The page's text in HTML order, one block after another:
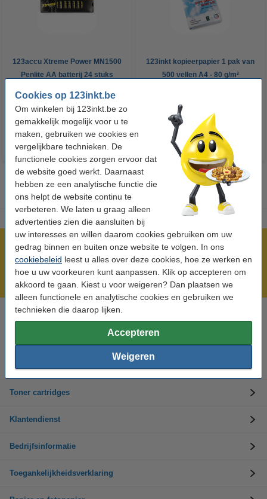
Cookies op 123inkt.be
Om winkelen bij 123inkt.be zo
gemakkelijk mogelijk voor u te
maken, gebruiken we cookies en
vergelijkbare technieken. De
functionele cookies zorgen ervoor dat
de website goed werkt. Daarnaast
hebben ze een analytische functie die
ons helpt de website continu te
verbeteren. We laten u graag alleen
advertenties zien die aansluiten bij
uw interesses en willen daarom cookies gebruiken om uw
gedrag binnen en buiten onze website te volgen. In ons
cookiebeleid leest u alles over deze cookies, hoe ze werken en
hoe u uw voorkeuren kunt aanpassen. Klik op accepteren om
akkoord te gaan. Kiest u voor weigeren? Dan plaatsen we
alleen functionele en analytische cookies en gebruiken we
technieken die daarop lijken.
Accepteren
Weigeren
123accu Xtreme Power MN1500
Penlite AA batterij 24 stuks
123inkt kopieerpapier 1 pak van
500 vellen A4 - 80 g/m²
€ 7,25
Meer dan 5 miljoen klanten!
Voor 22.00 uur besteld, morgen in huis!
Laagsteprijsgarantie!
Hulp nodig? Bel ons op +32 (0)9 39 64 123
Op werkdagen van 8.30 tot 17 uur
Inktpatronen
Toner cartridges
Klantendienst
Bedrijfsinformatie
Toegankelijkheidsverklaring